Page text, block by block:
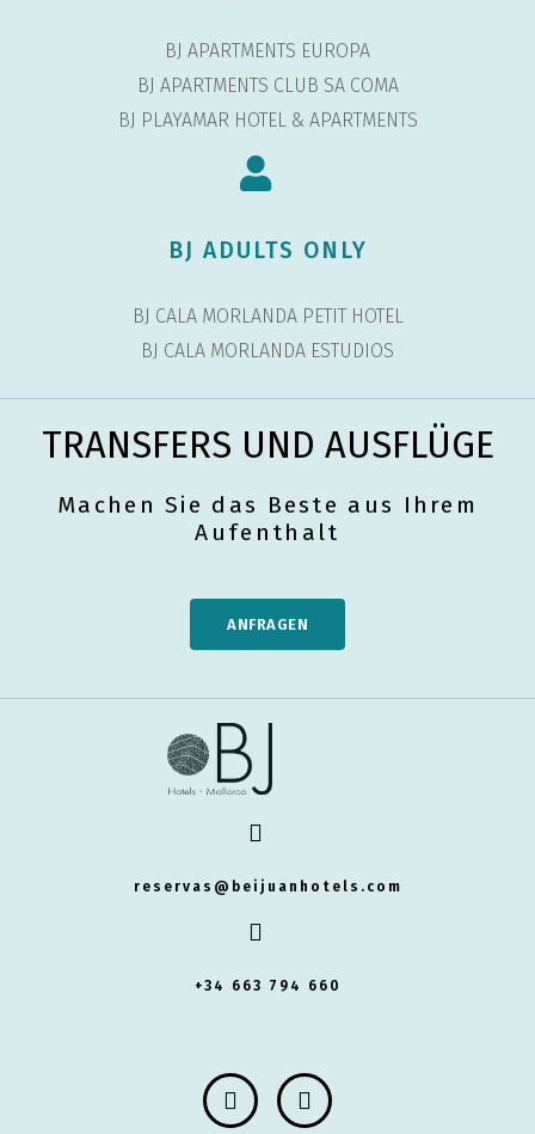
BJ APARTMENTS EUROPA
BJ APARTMENTS CLUB SA COMA
BJ PLAYAMAR HOTEL & APARTMENTS
BJ ADULTS ONLY
BJ CALA MORLANDA PETIT HOTEL
BJ CALA MORLANDA ESTUDIOS
TRANSFERS UND AUSFLÜGE
Machen Sie das Beste aus Ihrem
Aufenthalt
ANFRAGEN
reservas@beijuanhotels.com
+34 663 794 660